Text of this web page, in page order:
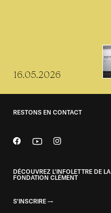
16.05.2026
RESTONS EN CONTACT
DÉCOUVREZ L'INFOLETTRE DE LA
FONDATION CLÉMENT
S'INSCRIRE